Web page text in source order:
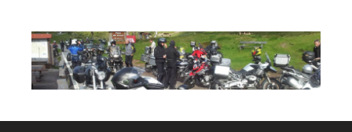
Inhalt
springen